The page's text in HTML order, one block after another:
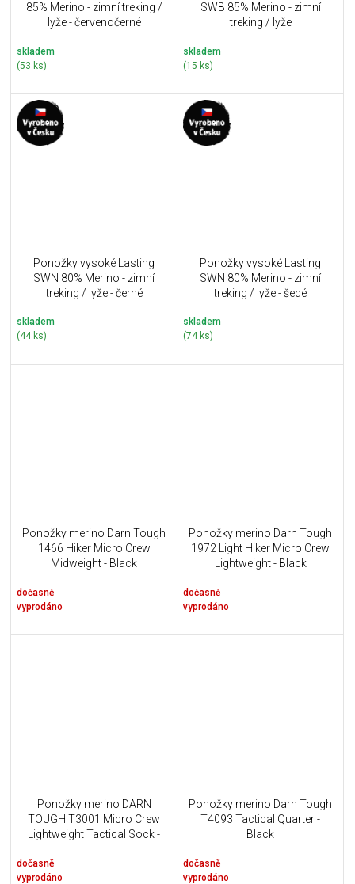
85% Merino - zimní treking /
lyže - červenočerné
skladem
(53 ks)
SWB 85% Merino - zimní
treking / lyže
skladem
(15 ks)
Ponožky vysoké Lasting
SWN 80% Merino - zimní
treking / lyže - černé
skladem
(44 ks)
Ponožky vysoké Lasting
SWN 80% Merino - zimní
treking / lyže - šedé
skladem
(74 ks)
Ponožky merino Darn Tough
1466 Hiker Micro Crew
Midweight - Black
dočasně
vyprodáno
Ponožky merino Darn Tough
1972 Light Hiker Micro Crew
Lightweight - Black
dočasně
vyprodáno
Ponožky merino DARN
TOUGH T3001 Micro Crew
Lightweight Tactical Sock -
dočasně
vyprodáno
Ponožky merino Darn Tough
T4093 Tactical Quarter -
Black
dočasně
vyprodáno